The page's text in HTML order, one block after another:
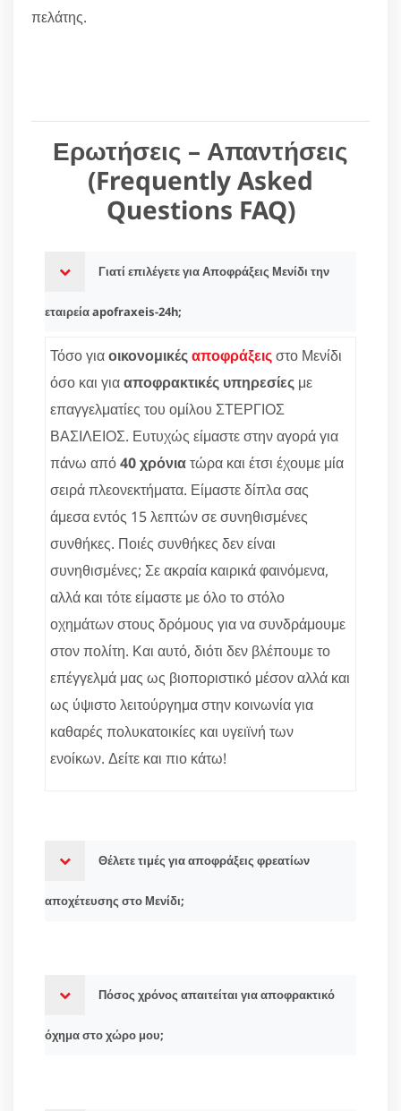
πελάτης.
Ερωτήσεις – Απαντήσεις
(Frequently Asked
Questions FAQ)
Γιατί επιλέγετε για Αποφράξεις Μενίδι την
εταιρεία apofraxeis-24h;
Τόσο γιαοικονομικέςαποφράξειςστο Μενίδι
όσο και γιααποφρακτικές υπηρεσίες με
επαγγελματίες του ομίλου ΣΤΕΡΓΙΟΣ
ΒΑΣΙΛΕΙΟΣ. Ευτυχώς είμαστε στην αγορά για
πάνω από40 χρόνιατώρα και έτσι έχουμε μία
σειρά πλεονεκτήματα. Είμαστε δίπλα σας
άμεσα εντός 15 λεπτών σε συνηθισμένες
συνθήκες. Ποιές συνθήκες δεν είναι
συνηθισμένες; Σε ακραία καιρικά φαινόμενα,
αλλά και τότε είμαστε με όλο το στόλο
οχημάτων στους δρόμους για να συνδράμουμε
στον πολίτη. Και αυτό, διότι δεν βλέπουμε το
επέγγελμά μας ως βιοποριστικό μέσον αλλά και
ως ύψιστο λειτούργημα στην κοινωνία για
καθαρές πολυκατοικίες και υγειϊνή των
ενοίκων. Δείτε και πιο κάτω!
Θέλετε τιμές για αποφράξεις φρεατίων
αποχέτευσης στο Μενίδι;
Πόσος χρόνος απαιτείται για αποφρακτικό
όχημα στο χώρο μου;